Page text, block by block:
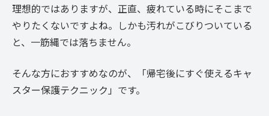
理想的ではありますが、正直、疲れている時にそこまで
やりたくないですよね。しかも汚れがこびりついている
と、一筋縄では落ちません。
そんな方におすすめなのが、「帰宅後にすぐ使えるキャ
スター保護テクニック」です。